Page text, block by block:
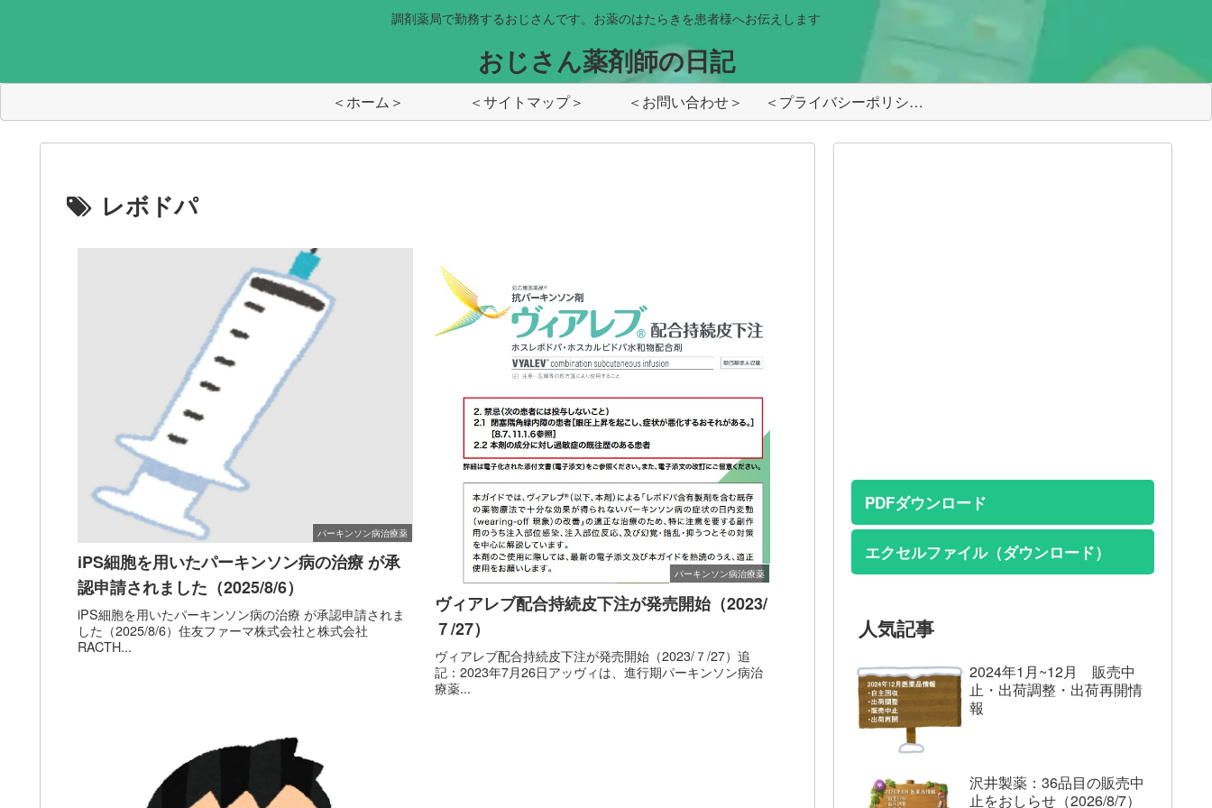
調剤薬局で勤務するおじさんです。お薬のはたらきを患者様へお伝えします
おじさん薬剤師の日記
＜ホーム＞ ＜サイトマップ＞ ＜お問い合わせ＞ ＜プライバシーポリシー＞
レボドパ
パーキンソン病治療薬
iPS細胞を用いたパーキンソン病の治療 が承
認申請されました（2025/8/6）
iPS細胞を用いたパーキンソン病の治療 が承認申請されま
した（2025/8/6）住友ファーマ株式会社と株式会社
RACTH...
パーキンソン病治療薬
ヴィアレブ配合持続皮下注が発売開始（2023/
７/27）
ヴィアレブ配合持続皮下注が発売開始（2023/７/27）追
記：2023年7月26日アッヴィは、進行期パーキンソン病治
療薬...
PDFダウンロード
エクセルファイル（ダウンロード）
人気記事
2024年1月~12月 販売中
止・出荷調整・出荷再開情
報
沢井製薬：36品目の販売中
止をおしらせ（2026/8/7）